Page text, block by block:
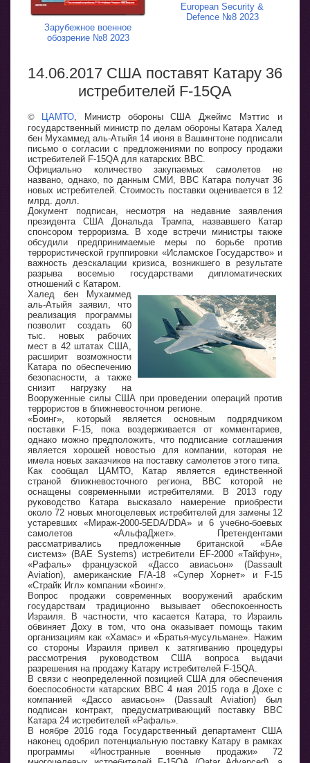
Зарубежное военное
обозрение №8 2023
European Security &
Defence №8 2023
14.06.2017 США поставят Катару 36
истребителей F-15QA
© ЦАМТО, Министр обороны США Джеймс Мэттис и
государственный министр по делам обороны Катара Халед
бен Мухаммед аль-Атыйя 14 июня в Вашингтоне подписали
письмо о согласии с предложениями по вопросу продажи
истребителей F-15QA для катарских ВВС.
Официально количество закупаемых самолетов не
названо, однако, по данным СМИ, ВВС Катара получат 36
новых истребителей. Стоимость поставки оценивается в 12
млрд. долл.
Документ подписан, несмотря на недавние заявления
президента США Дональда Трампа, назвавшего Катар
спонсором терроризма. В ходе встречи министры также
обсудили предпринимаемые меры по борьбе против
террористической группировки «Исламское Государство» и
важность деэскалации кризиса, возникшего в результате
разрыва восемью государствами дипломатических
отношений с Катаром.
Халед бен Мухаммед
аль-Атыйя заявил, что
реализация программы
позволит создать 60
тыс. новых рабочих
мест в 42 штатах США,
расширит возможности
Катара по обеспечению
безопасности, а также
снизит нагрузку на
Вооруженные силы США при проведении операций против
террористов в ближневосточном регионе.
«Боинг», который является основным подрядчиком
поставки F-15, пока воздерживается от комментариев,
однако можно предположить, что подписание соглашения
является хорошей новостью для компании, которая не
имела новых заказчиков на поставку самолетов этого типа.
Как сообщал ЦАМТО, Катар является единственной
страной ближневосточного региона, ВВС которой не
оснащены современными истребителями. В 2013 году
руководство Катара высказало намерение приобрести
около 72 новых многоцелевых истребителей для замены 12
устаревших «Мираж-2000-5EDA/DDA» и 6 учебно-боевых
самолетов «АльфаДжет». Претендентами
рассматривались предложенные британской «БАе
системз» (BAE Systems) истребители EF-2000 «Тайфун»,
«Рафаль» французской «Дассо авиасьон» (Dassault
Aviation), американские F/A-18 «Супер Хорнет» и F-15
«Страйк Игл» компании «Боинг».
Вопрос продажи современных вооружений арабским
государствам традиционно вызывает обеспокоенность
Израиля. В частности, что касается Катара, то Израиль
обвиняет Доху в том, что она оказывает помощь таким
организациям как «Хамас» и «Братья-мусульмане». Нажим
со стороны Израиля привел к затягиванию процедуры
рассмотрения руководством США вопроса выдачи
разрешения на продажу Катару истребителей F-15QA.
В связи с неопределенной позицией США для обеспечения
боеспособности катарских ВВС 4 мая 2015 года в Дохе с
компанией «Дассо авиасьон» (Dassault Aviation) был
подписан контракт, предусматривающий поставку ВВС
Катара 24 истребителей «Рафаль».
В ноябре 2016 года Государственный департамент США
наконец одобрил потенциальную поставку Катару в рамках
программы «Иностранные военные продажи» 72